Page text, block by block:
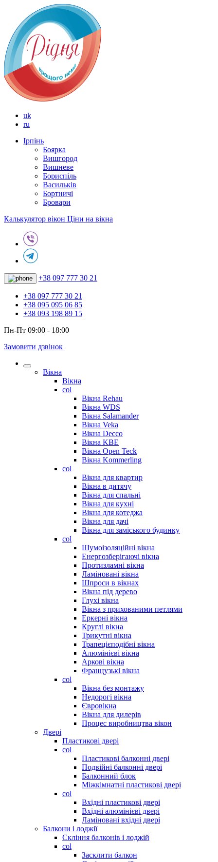
uk
ru
Ірпінь
Боярка
Вишгород
Вишневе
Бориспіль
Васильків
Бортничі
Бровари
Калькулятор вікон Ціни на вікна
+38 097 777 30 21
+38 097 777 30 21
+38 095 095 06 85
+38 093 198 89 15
Пн-Пт 09:00 - 18:00
Замовити дзвінок
Вікна
Вікна
col
Вікна Rehau
Вікна WDS
Вікна Salamander
Вікна Veka
Вікна Decco
Вікна KBE
Вікна Open Teck
Вікна Kommerling
col
Вікна для квартир
Вікна в дитячу
Вікна для спальні
Вікна для кухні
Вікна для котеджа
Вікна для дачі
Вікна для заміського будинку
col
Шумоізоляційні вікна
Енергозберігаючі вікна
Протизламні вікна
Ламіновані вікна
Шпроси в вікнах
Вікна під дерево
Глухі вікна
Вікна з прихованими петлями
Еркерні вікна
Круглі вікна
Трикутні вікна
Трапецієподібні вікна
Алюмінієві вікна
Аркові вікна
Французькі вікна
col
Вікна без монтажу
Недорогі вікна
Євровікна
Вікна для дилерів
Процес виробництва вікон
Двері
Пластикові двері
col
Пластикові балконні двері
Подвійні балконні двері
Балконний блок
Міжкімнатні пластикові двері
col
Вхідні пластикові двері
Вхідні алюмінієві двері
Ламіновані вхідні двері
Балкони і лоджії
Скління балконів і лоджій
col
Засклити балкон